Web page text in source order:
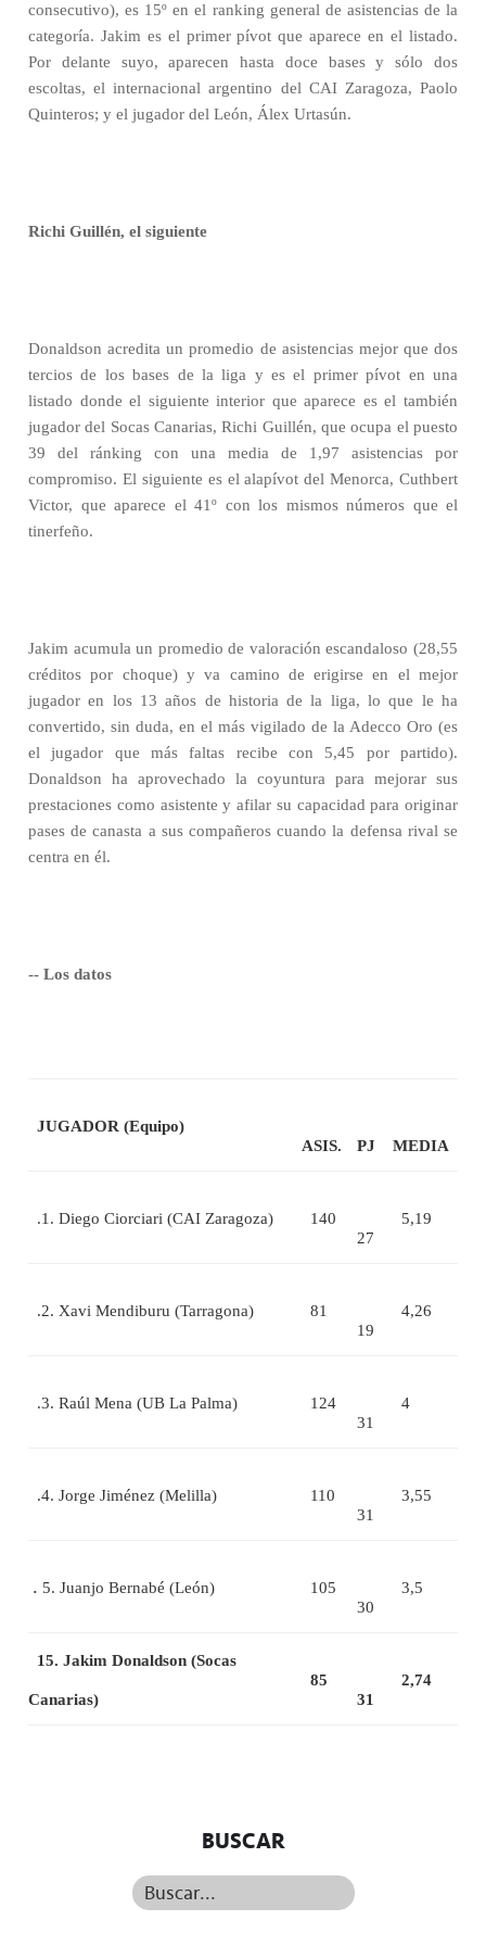
consecutivo), es 15º en el ranking general de asistencias de la
categoría. Jakim es el primer pívot que aparece en el listado.
Por delante suyo, aparecen hasta doce bases y sólo dos
escoltas, el internacional argentino del CAI Zaragoza, Paolo
Quinteros; y el jugador del León, Álex Urtasún.
Richi Guillén, el siguiente
Donaldson acredita un promedio de asistencias mejor que dos
tercios de los bases de la liga y es el primer pívot en una
listado donde el siguiente interior que aparece es el también
jugador del Socas Canarias, Richi Guillén, que ocupa el puesto
39 del ránking con una media de 1,97 asistencias por
compromiso. El siguiente es el alapívot del Menorca, Cuthbert
Victor, que aparece el 41º con los mismos números que el
tinerfeño.
Jakim acumula un promedio de valoración escandaloso (28,55
créditos por choque) y va camino de erigirse en el mejor
jugador en los 13 años de historia de la liga, lo que le ha
convertido, sin duda, en el más vigilado de la Adecco Oro (es
el jugador que más faltas recibe con 5,45 por partido).
Donaldson ha aprovechado la coyuntura para mejorar sus
prestaciones como asistente y afilar su capacidad para originar
pases de canasta a sus compañeros cuando la defensa rival se
centra en él.
-- Los datos
JUGADOR (Equipo)
ASIS.
PJ MEDIA
.1. Diego Ciorciari (CAI Zaragoza)
140
27
5,19
.2. Xavi Mendiburu (Tarragona)
81
19
4,26
.3. Raúl Mena (UB La Palma)
124
31
4
.4. Jorge Jiménez (Melilla)
110
31
3,55
. 5. Juanjo Bernabé (León)
105
30
3,5
15. Jakim Donaldson (Socas
Canarias)
85
31
2,74
BUSCAR
Buscar...